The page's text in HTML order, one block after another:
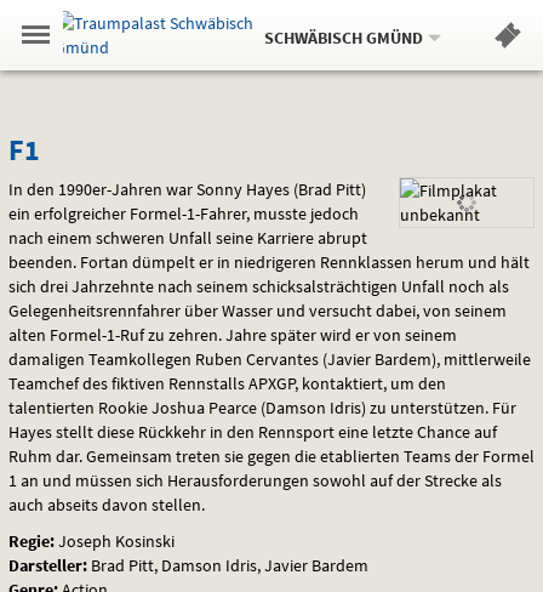
Springe
zum
,zum
.
Navigation
Menü
Gehe
zur
Standortauswahl
Standort:
SCHWÄBISCH GMÜND.
Weitere
Hinweis
F1
F1
In den 1990er-Jahren war Sonny Hayes (Brad Pitt)
ein erfolgreicher Formel-1-Fahrer, musste jedoch
nach einem schweren Unfall seine Karriere abrupt
beenden. Fortan dümpelt er in niedrigeren Rennklassen herum und hält
sich drei Jahrzehnte nach seinem schicksalsträchtigen Unfall noch als
Gelegenheitsrennfahrer über Wasser und versucht dabei, von seinem
alten Formel-1-Ruf zu zehren. Jahre später wird er von seinem
damaligen Teamkollegen Ruben Cervantes (Javier Bardem), mittlerweile
Teamchef des fiktiven RennstallsAPXGP, kontaktiert, um den
talentierten Rookie Joshua Pearce (Damson Idris) zu unterstützen. Für
Hayes stellt diese Rückkehr in den Rennsport eine letzte Chance auf
Ruhm dar. Gemeinsam treten sie gegen die etablierten Teams der Formel
1 an und müssen sich Herausforderungen sowohl auf der Strecke als
auch abseits davon stellen.
Regie:Joseph Kosinski
Darsteller: Brad Pitt, Damson Idris, Javier Bardem